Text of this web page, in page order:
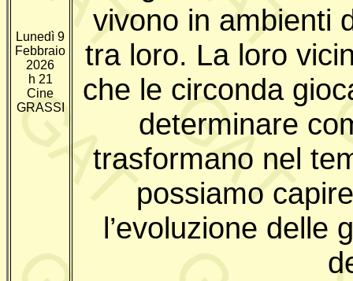
Lunedì 9
Febbraio
2026
h 21
Cine
GRASSI
vivono in ambienti
tra loro. La loro
che le circonda
determinare
trasformano nel
possiamo
l’evoluzione delle